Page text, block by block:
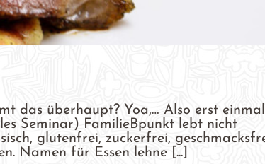
das überhaupt? Yoa,… Also erst
Seminar) FamilieBpunkt lebt nicht
glutenfrei, zuckerfrei,
Namen für Essen lehne [...]